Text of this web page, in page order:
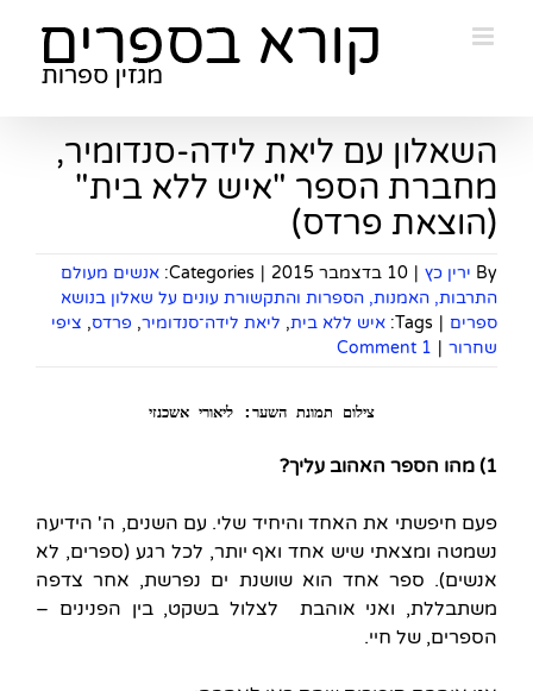
השאלון עם ליאת לידה-סנדומיר,
מחברת הספר "איש ללא בית"
(הוצאת פרדס)
By ירין כץ | 10 בדצמבר 2015 |
Categories: אנשים מעולם
התרבות, האמנות, הספרות והתקשורת עונים על שאלון בנושא
ספרים |
Tags: איש ללא בית, ליאת לידה־סנדומיר, פרדס, ציפי
שחרור |
1 Comment
צילום תמונת השער: ליאורי אשכנזי
1) מהו הספר האהוב עליך?
פעם חיפשתי את האחד והיחיד שלי. עם השנים, ה' הידיעה
נשמטה ומצאתי שיש אחד ואף יותר, לכל רגע (ספרים, לא
אנשים). ספר אחד הוא שושנת ים נפרשת, אחר צדפה
משתבללת, ואני אוהבת לצלול בשקט, בין הפנינים –
הספרים, של חיי.